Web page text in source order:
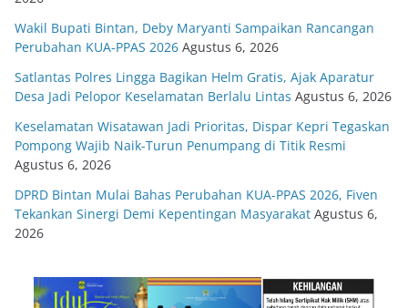
Wakil Bupati Bintan, Deby Maryanti Sampaikan Rancangan
Perubahan KUA-PPAS 2026 Agustus 6, 2026
Satlantas Polres Lingga Bagikan Helm Gratis, Ajak Aparatur
Desa Jadi Pelopor Keselamatan Berlalu Lintas Agustus 6, 2026
Keselamatan Wisatawan Jadi Prioritas, Dispar Kepri Tegaskan
Pompong Wajib Naik-Turun Penumpang di Titik Resmi
Agustus 6, 2026
DPRD Bintan Mulai Bahas Perubahan KUA-PPAS 2026, Fiven
Tekankan Sinergi Demi Kepentingan Masyarakat Agustus 6,
2026